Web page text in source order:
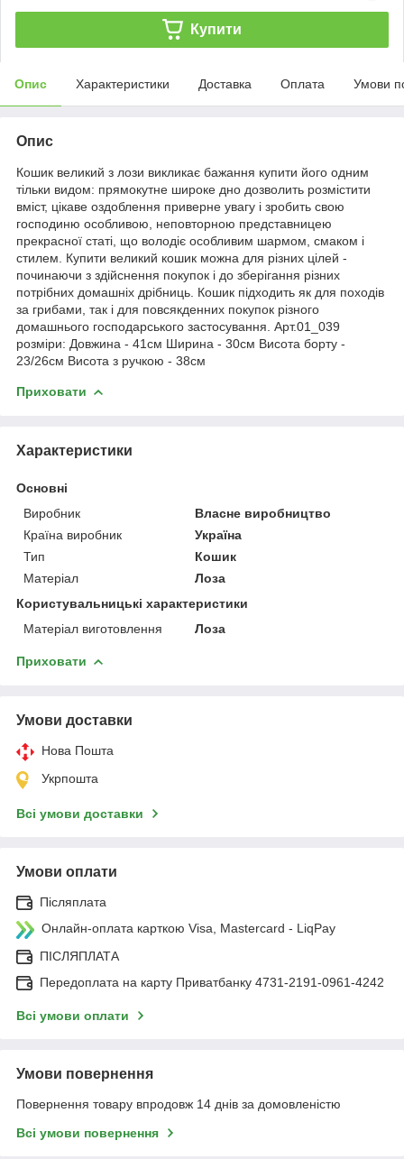
Купити
Опис Характеристики Доставка Оплата Умови
Опис
Кошик великий з лози викликає бажання купити його одним
тільки видом: прямокутне широке дно дозволить розмістити
вміст, цікаве оздоблення приверне увагу і зробить свою
господиню особливою, неповторною представницею
прекрасної статі, що володіє особливим шармом, смаком і
стилем. Купити великий кошик можна для різних цілей -
починаючи з здійснення покупок і до зберігання різних
потрібних домашніх дрібниць. Кошик підходить як для походів
за грибами, так і для повсякденних покупок різного
домашнього господарського застосування. Арт.01_039
розміри: Довжина - 41см Ширина - 30см Висота борту -
23/26см Висота з ручкою - 38см
Приховати
Характеристики
Основні
Виробник
Власне виробництво
Країна виробник
Україна
Тип
Кошик
Матеріал
Лоза
Користувальницькі характеристики
Матеріал виготовлення
Лоза
Приховати
Умови доставки
Нова Пошта
Укрпошта
Всі умови доставки
Умови оплати
Післяплата
Онлайн-оплата карткою Visa, Mastercard - LiqPay
ПІСЛЯПЛАТА
Передоплата на карту Приватбанку 4731-2191-0961-4242
Всі умови оплати
Умови повернення
Повернення товару впродовж 14 днів за домовленістю
Всі умови повернення